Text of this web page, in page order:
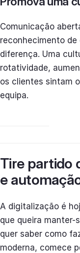
Comunicação
reconhecimento
diferença. Uma
rotatividade,
os clientes sintam
equipa.
Tire partido
e
A digitalização é
que queira manter-
quer saber como
moderna, comece